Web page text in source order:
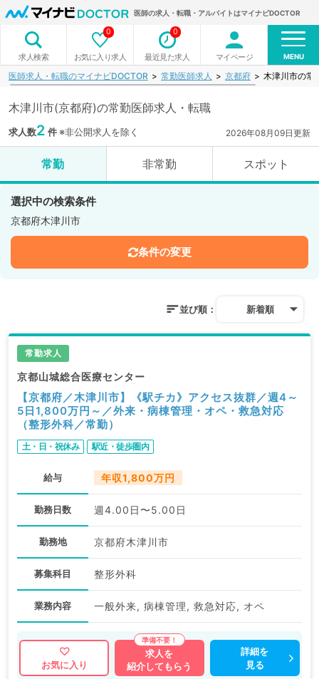
医師の求人・転職・アルバイトはマイナビDOCTOR
求人検索 お気に入り求人
0
最近見た求人
0
マイページ MENU
医師求人・転職のマイナビDOCTOR 常勤医師求人 京都府 木津川市の常
木津川市(京都府)の常勤医師求人・転職
求人数2 件※非公開求人を除く 2026年08月09日更新
常勤 非常勤 スポット
選択中の検索条件
京都府木津川市
条件の変更
並び順： 新着順
常勤求人
京都山城総合医療センター
【京都府／木津川市】《駅チカ》アクセス抜群／週4～
5日1,800万円～／外来・病棟管理・オペ・救急対応
（整形外科／常勤）
土・日・祝休み 駅近・徒歩圏内
給与 年収1,800万円
勤務日数 週4.00日〜5.00日
勤務地 京都府木津川市
募集科目 整形外科
業務内容 一般外来, 病棟管理, 救急対応, オペ
お気に入り
求人を
紹介してもらう
詳細を
見る